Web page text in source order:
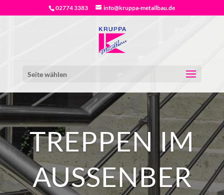
02774 3383 info@kruppa-metallbau.de
Seite wählen
TREPPEN IM
AUSSENBERE